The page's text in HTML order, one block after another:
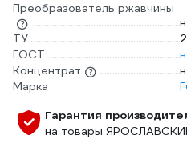
Преобразователь ржавчины
ТУ
ГОСТ
Концентрат
Марка
Гарантия
на товары